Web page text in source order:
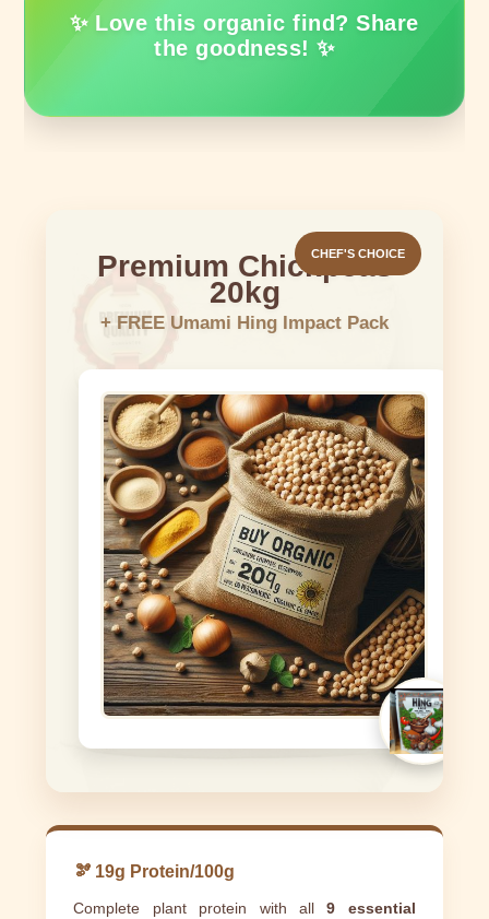
✨ Love this organic find? Share
the goodness! ✨
CHEF'S CHOICE
Premium Chickpeas
20kg
+ FREE Umami Hing Impact Pack
🫘 19g Protein/100g
Complete plant protein with all9 essential